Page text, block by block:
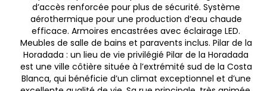
d’accès renforcée pour plus de sécurité. Système
aérothermique pour une production d’eau chaude
efficace. Armoires encastrées avec éclairage LED.
Meubles de salle de bains et paravents inclus. Pilar de la
Horadada : un lieu de vie privilégié Pilar de la Horadada
est une ville côtière située à l’extrémité sud de la Costa
Blanca, qui bénéficie d’un climat exceptionnel et d’une